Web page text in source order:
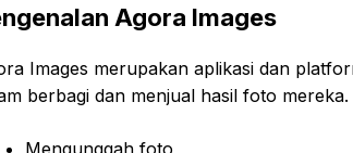
Agora Images
Images merupakan aplikasi dan
berbagi dan menjual hasil foto
Mengunggah foto